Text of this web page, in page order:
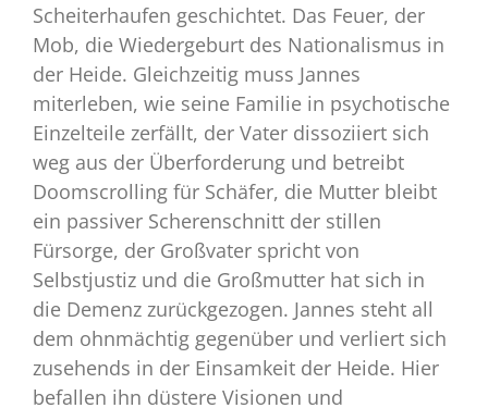
Scheiterhaufen geschichtet. Das Feuer, der
Mob, die Wiedergeburt des Nationalismus in
der Heide. Gleichzeitig muss Jannes
miterleben, wie seine Familie in psychotische
Einzelteile zerfällt, der Vater dissoziiert sich
weg aus der Überforderung und betreibt
Doomscrolling für Schäfer, die Mutter bleibt
ein passiver Scherenschnitt der stillen
Fürsorge, der Großvater spricht von
Selbstjustiz und die Großmutter hat sich in
die Demenz zurückgezogen. Jannes steht all
dem ohnmächtig gegenüber und verliert sich
zusehends in der Einsamkeit der Heide. Hier
befallen ihn düstere Visionen und